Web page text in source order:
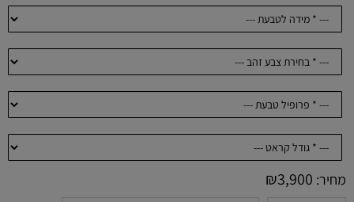
מחיר: ₪3,900